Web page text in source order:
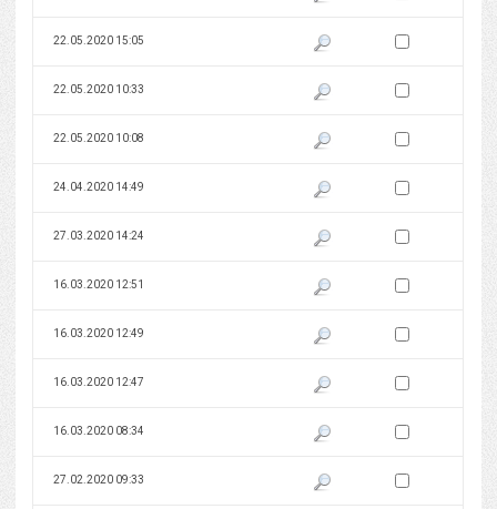
22.05.2020 15:05 Pokaż podgląd wersji z dnia
Zaznacz wersję do
22.05.2020 10:33 Pokaż podgląd wersji z dnia
Zaznacz wersję do
22.05.2020 10:08 Pokaż podgląd wersji z dnia
Zaznacz wersję do
24.04.2020 14:49 Pokaż podgląd wersji z dnia
Zaznacz wersję do
27.03.2020 14:24 Pokaż podgląd wersji z dnia
Zaznacz wersję do
16.03.2020 12:51 Pokaż podgląd wersji z dnia
Zaznacz wersję do
16.03.2020 12:49 Pokaż podgląd wersji z dnia
Zaznacz wersję do
16.03.2020 12:47 Pokaż podgląd wersji z dnia
Zaznacz wersję do
16.03.2020 08:34 Pokaż podgląd wersji z dnia
Zaznacz wersję do
27.02.2020 09:33 Pokaż podgląd wersji z dnia
Zaznacz wersję do